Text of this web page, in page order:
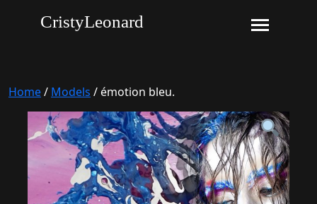
CristyLeonard
Home/ Models / émotion bleu.